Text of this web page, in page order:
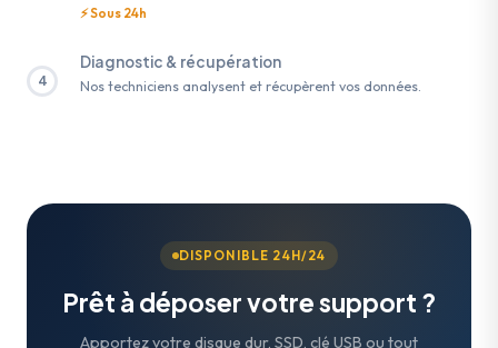
⚡ Sous 24h
4
Diagnostic & récupération
Nos techniciens analysent et récupèrent vos données.
DISPONIBLE 24H/24
Prêt à déposer votre support ?
Apportez votre disque dur, SSD, clé USB ou tout